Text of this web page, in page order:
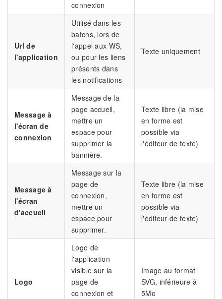
connexion
Url de
l'application
Utilisé dans les
batchs, lors de
l'appel aux WS,
ou pour les liens
présents dans
les notifications
Texte uniquement
Message à
l'écran de
connexion
Message de la
page accueil,
mettre un
espace pour
supprimer la
bannière.
Texte libre (la mise
en forme est
possible via
l'éditeur de texte)
Message à
l'écran
d'accueil
Message sur la
page de
connexion,
mettre un
espace pour
supprimer.
Texte libre (la mise
en forme est
possible via
l'éditeur de texte)
Logo
Logo de
l'application
visible sur la
page de
connexion et
Image au format
SVG, inférieure à
5Mo